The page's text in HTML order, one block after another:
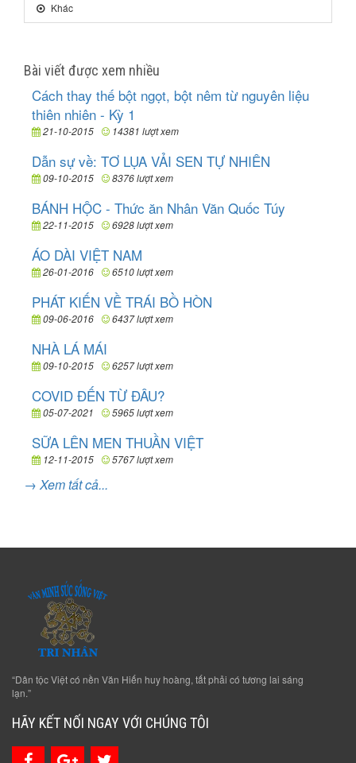
Khác
Bài viết được xem nhiều
Cách thay thế bột ngọt, bột nêm từ nguyên liệu
thiên nhiên - Kỳ 1
21-10-2015 14381 lượt xem
Dẫn sự về: TƠ LỤA VẢI SEN TỰ NHIÊN
09-10-2015 8376 lượt xem
BÁNH HỘC - Thức ăn Nhân Văn Quốc Túy
22-11-2015 6928 lượt xem
ÁO DÀI VIỆT NAM
26-01-2016 6510 lượt xem
PHÁT KIẾN VỀ TRÁI BỒ HÒN
09-06-2016 6437 lượt xem
NHÀ LÁ MÁI
09-10-2015 6257 lượt xem
COVID ĐẾN TỪ ĐÂU?
05-07-2021 5965 lượt xem
SỮA LÊN MEN THUẦN VIỆT
12-11-2015 5767 lượt xem
→ Xem tất cả...
“Dân tộc Việt có nền Văn Hiến huy hoàng, tất phải có tương lai sáng
lạn.”
HÃY KẾT NỐI NGAY VỚI CHÚNG TÔI